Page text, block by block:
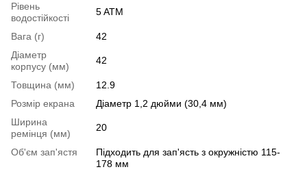
Рівень
водостійкості
5 ATM
Вага (г)
42
Діаметр
корпусу (мм)
42
Товщина (мм)
12.9
Розмір екрана
Діаметр 1,2 дюйми (30,4 мм)
Ширина
ремінця (мм)
20
Об'єм зап'ястя
Підходить для зап'ясть з окружністю 115-
178 мм